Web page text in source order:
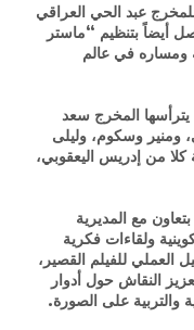
عبد الحي العراقي
أيضاً بتنظيم “ماستر
ومساره في عالم
يترأسها المخرج سعد
ومنير وسكوم، وليلى
كلا من إدريس اليعقوبي،
مع المديرية
ولقاءات فكرية
العملي للفيلم القصير،
النقاش حول أدوار
والتربية على الصورة.